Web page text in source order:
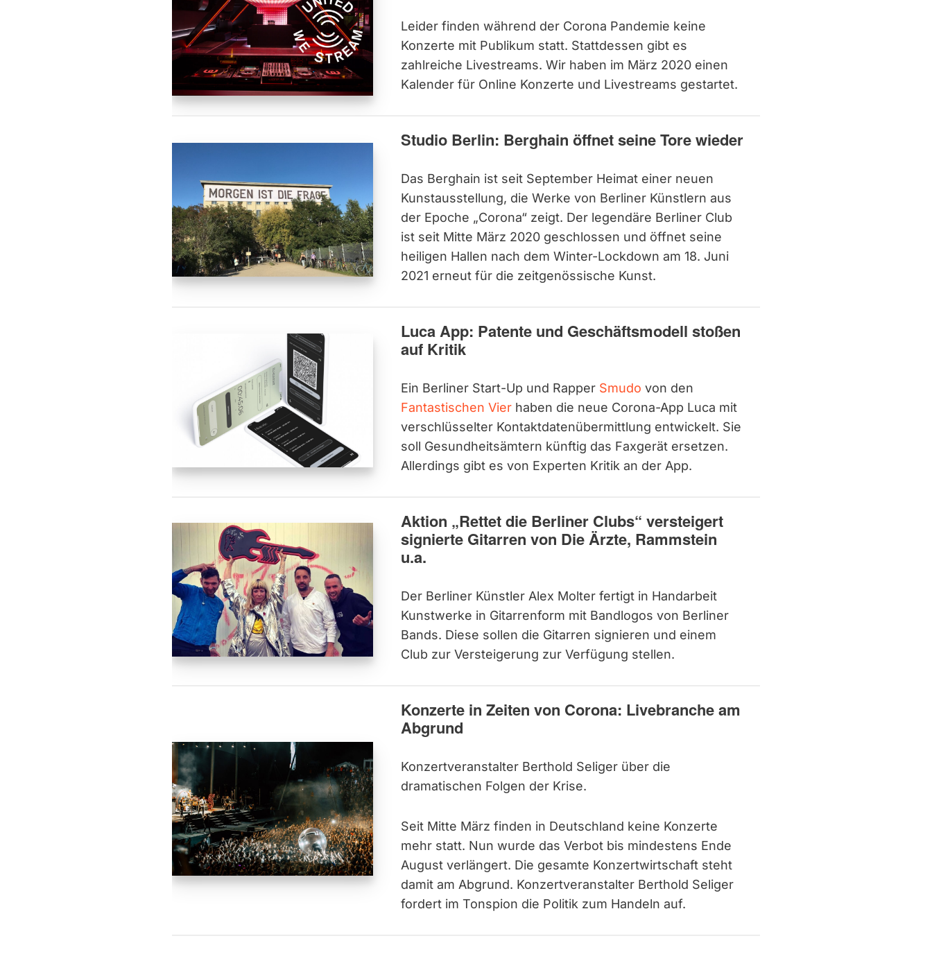
Leider finden während der Corona Pandemie keine
Konzerte mit Publikum statt. Stattdessen gibt es
zahlreiche Livestreams. Wir haben im März 2020 einen
Kalender für Online Konzerte und Livestreams gestartet.
Studio Berlin: Berghain öffnet seine Tore wieder
Das Berghain ist seit September Heimat einer neuen
Kunstausstellung, die Werke von Berliner Künstlern aus
der Epoche „Corona“ zeigt. Der legendäre Berliner Club
ist seit Mitte März 2020 geschlossen und öffnet seine
heiligen Hallen nach dem Winter-Lockdown am 18. Juni
2021 erneut für die zeitgenössische Kunst.
Luca App: Patente und Geschäftsmodell stoßen
auf Kritik
Ein Berliner Start-Up und Rapper Smudo von den
Fantastischen Vierhaben die neue Corona-App Luca mit
verschlüsselter Kontaktdatenübermittlung entwickelt. Sie
soll Gesundheitsämtern künftig das Faxgerät ersetzen.
Allerdings gibt es von Experten Kritik an der App.
Aktion „Rettet die Berliner Clubs“ versteigert
signierte Gitarren von Die Ärzte, Rammstein
u.a.
Der Berliner Künstler Alex Molter fertigt in Handarbeit
Kunstwerke in Gitarrenform mit Bandlogos von Berliner
Bands. Diese sollen die Gitarren signieren und einem
Club zur Versteigerung zur Verfügung stellen.
Konzerte in Zeiten von Corona: Livebranche am
Abgrund
Konzertveranstalter Berthold Seliger über die
dramatischen Folgen der Krise.
Seit Mitte März finden in Deutschland keine Konzerte
mehr statt. Nun wurde das Verbot bis mindestens Ende
August verlängert. Die gesamte Konzertwirtschaft steht
damit am Abgrund. Konzertveranstalter Berthold Seliger
fordert im Tonspion die Politik zum Handeln auf.